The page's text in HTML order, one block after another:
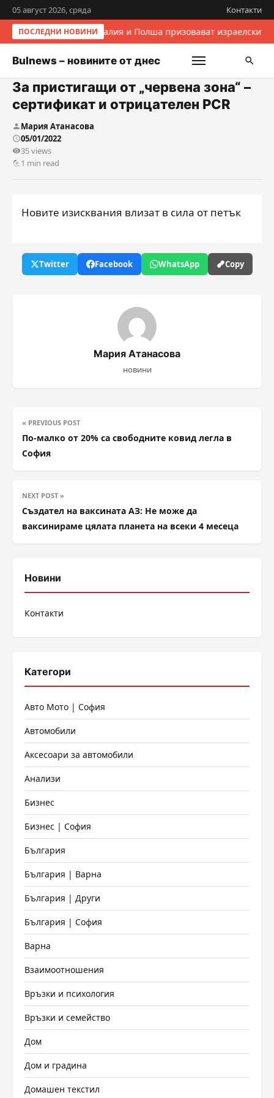
05 август 2026, сряда Контакти
ПОСЛЕДНИ НОВИНИИталия и Полша призовават
Bulnews – новините от днес
За пристигащи от „червена зона“ –
сертификат и отрицателен PCR
Мария Атанасова
05/01/2022
35 views
1 min read
Новите изисквания влизат в сила от петък
Twitter Facebook WhatsApp Copy
Мария Атанасова
новини
« PREVIOUS POST
По-малко от 20% са свободните ковид легла в
София
NEXT POST »
Създател на ваксината АЗ: Не може да
ваксинираме цялата планета на всеки 4 месеца
Новини
Контакти
Категори
Авто Мото | София
Автомобили
Аксесоари за автомобили
Анализи
Бизнес
Бизнес | София
България
България | Варна
България | Други
България | София
Варна
Взаимоотношения
Връзки и психология
Връзки и семейство
Дом
Дом и градина
Домашен текстил